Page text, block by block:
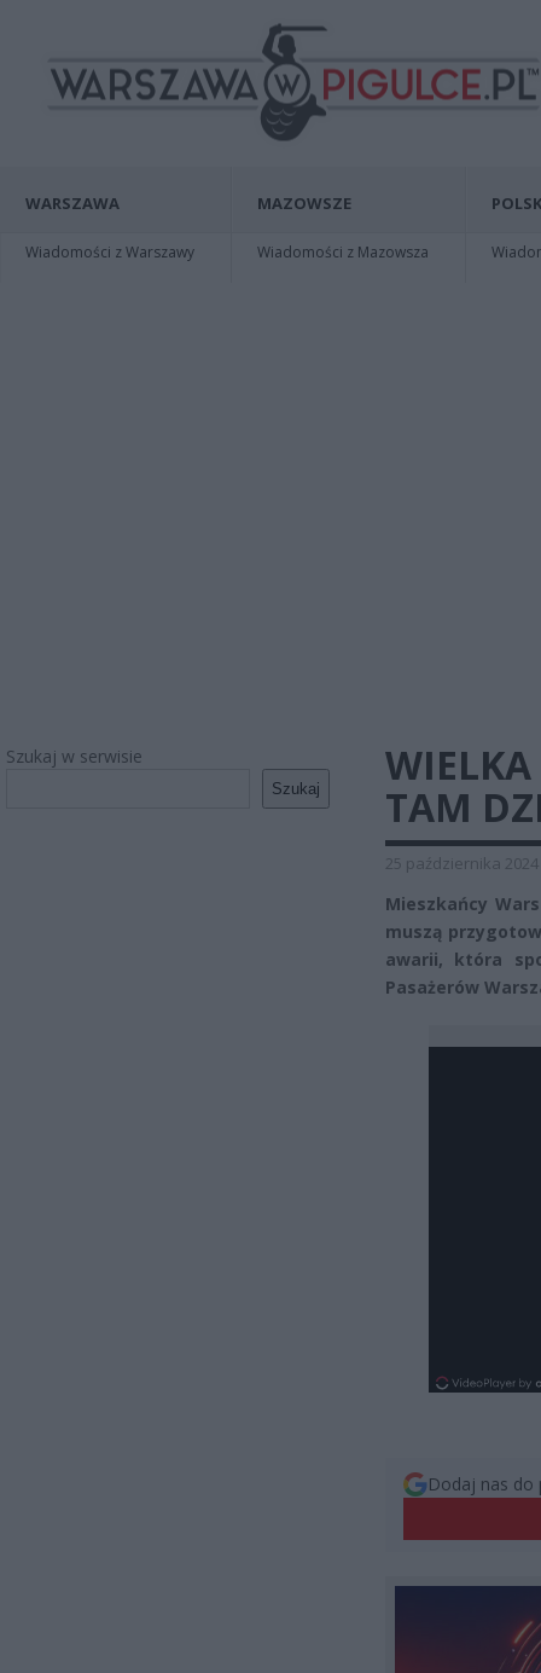
WARSZAWA
Wiadomości z Warszawy
MAZOWSZE
Wiadomości z Mazowsza
Szukaj w serwisie
Szukaj
TAM
25 października 2024
Mieszkańcy
muszą
awarii, która
Pasażerów
Dodaj nas do